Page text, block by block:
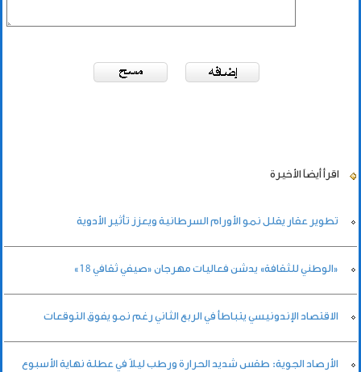
اقرأ أيضاً الأخيرة
تطوير عقار يقلل نمو الأورام السرطانية ويعزز تأثير الأدوية
«الوطني للثقافة» يدشن فعاليات مهرجان «صيفي ثقافي 18»
الاقتصاد الإندونيسي يتباطأ في الربع الثاني رغم نمو يفوق التوقعات
الأرصاد الجوية: طقس شديد الحرارة ورطب ليلاً في عطلة نهاية الأسبوع